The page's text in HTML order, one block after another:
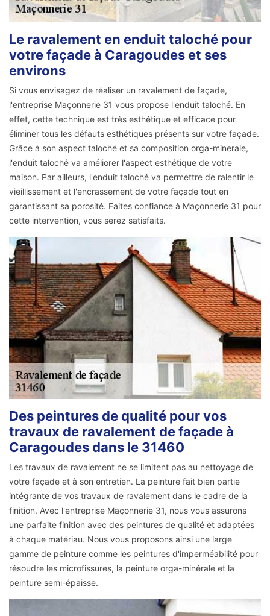
Le ravalement en enduit taloché pour
votre façade à Caragoudes et ses
environs
Si vous envisagez de réaliser un ravalement de façade,
l'entreprise Maçonnerie 31 vous propose l'enduit taloché. En
effet, cette technique est très esthétique et efficace pour
éliminer tous les défauts esthétiques présents sur votre façade.
Grâce à son aspect taloché et sa composition orga-minerale,
l'enduit taloché va améliorer l'aspect esthétique de votre
maison. Par ailleurs, l'enduit taloché va permettre de ralentir le
vieillissement et l'encrassement de votre façade tout en
garantissant sa porosité. Faites confiance à Maçonnerie 31 pour
cette intervention, vous serez satisfaits.
Des peintures de qualité pour vos
travaux de ravalement de façade à
Caragoudes dans le 31460
Les travaux de ravalement ne se limitent pas au nettoyage de
votre façade et à son entretien. La peinture fait bien partie
intégrante de vos travaux de ravalement dans le cadre de la
finition. Avec l'entreprise Maçonnerie 31, nous vous assurons
une parfaite finition avec des peintures de qualité et adaptées
à chaque matériau. Nous vous proposons ainsi une large
gamme de peinture comme les peintures d'imperméabilité pour
résoudre les microfissures, la peinture orga-minérale et la
peinture semi-épaisse.